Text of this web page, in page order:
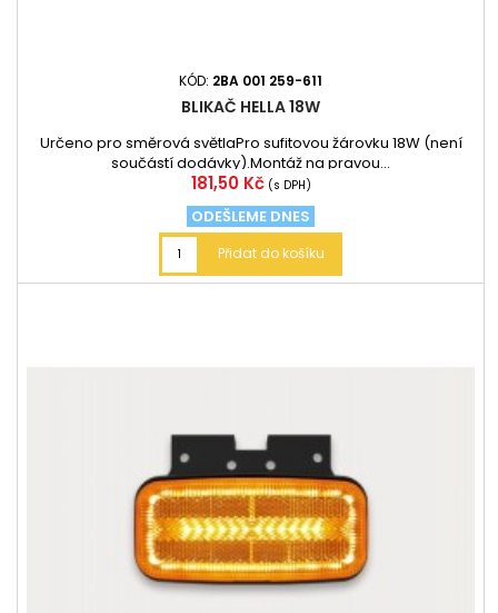
KÓD: 2BA 001 259-611
BLIKAČ HELLA 18W
Určeno pro směrová světlaPro sufitovou žárovku 18W (není
součástí dodávky).Montáž na pravou...
Cena
181,50 Kč (s DPH)
ODEŠLEME DNES
Přidat do košíku